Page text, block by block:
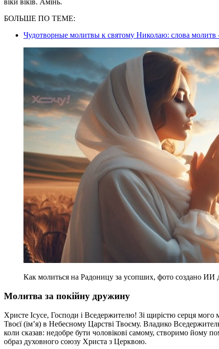
віки віків. Амінь.
БОЛЬШЕ ПО ТЕМЕ:
Чудотворные молитвы к святому Николаю: слова
Как молиться на Радоницу за усопших, фото создано ИИ
Молитва за покійну дружину
Христе Ісусе, Господи і Вседержителю! Зі щирістю серця
Твоєї (ім’я) в Небесному Царстві Твоєму. Владико
коли сказав: недобре бути чоловікові самому, створимо йому
образ духовного союзу Христа з Церквою.